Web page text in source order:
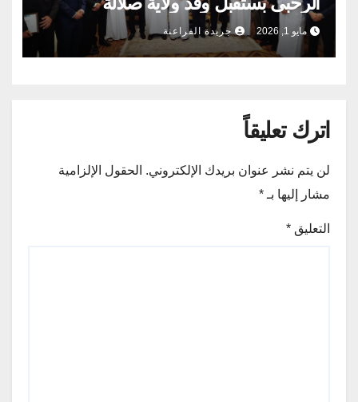
مايو 1, 2026 جريدة الفراعنة
اترك تعليقاً
لن يتم نشر عنوان بريدك الإلكتروني. الحقول الإلزامية
مشار إليها بـ *
التعليق *